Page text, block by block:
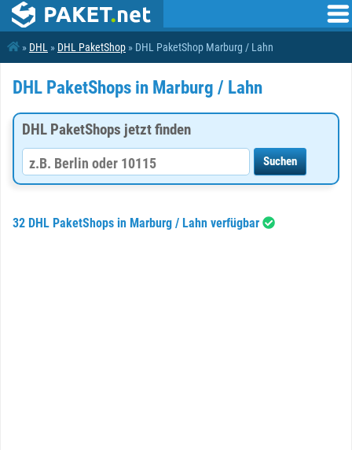
» DHL » DHL PaketShop » DHL PaketShop Marburg / Lahn
DHL PaketShops in Marburg / Lahn
DHL PaketShops jetzt finden
32 DHL PaketShops in Marburg / Lahn verfügbar